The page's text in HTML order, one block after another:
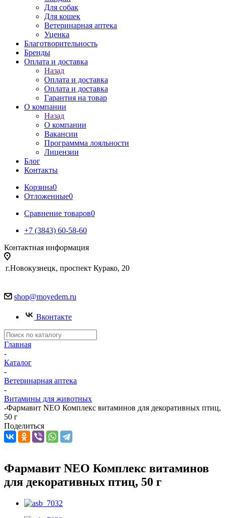
Для собак
Для кошек
Ветеринарная аптека
Уценка
Благотворительность
Бренды
Оплата и доставка
Назад
Оплата и доставка
Оплата и доставка
Гарантия на товар
О компании
Назад
О компании
Вакансии
Программма лояльности
Лицензии
Блог
Контакты
Корзина0
Отложенные0
Сравнение товаров0
+7 (3843) 60-58-60
Контактная информация
г.Новокузнецк, проспект Курако, 20
shop@moyedem.ru
Вконтакте
Главная
-
Каталог
-
Ветеринарная аптека
-
Витамины для животных
-Фармавит NEO Комплекс витаминов для декоративных птиц,
50 г
Поделиться
Фармавит NEO Комплекс витаминов
для декоративных птиц, 50 г